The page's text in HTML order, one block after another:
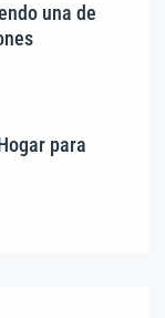
una de
para